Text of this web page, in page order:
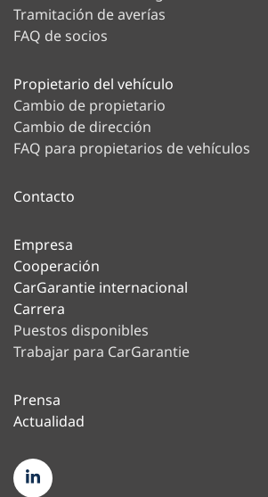
Tramitación de averías
FAQ de socios
Propietario del vehículo
Cambio de propietario
Cambio de dirección
FAQ para propietarios de vehículos
Contacto
Empresa
Cooperación
CarGarantie internacional
Carrera
Puestos disponibles
Trabajar para CarGarantie
Prensa
Actualidad